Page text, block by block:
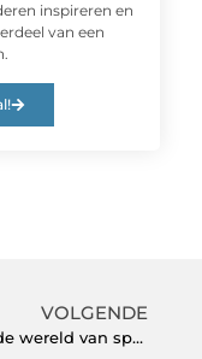
inspireren en
van een
VOLGENDE
Verken de wereld van sportaccommodaties: Jouw gids naar topfaciliteiten